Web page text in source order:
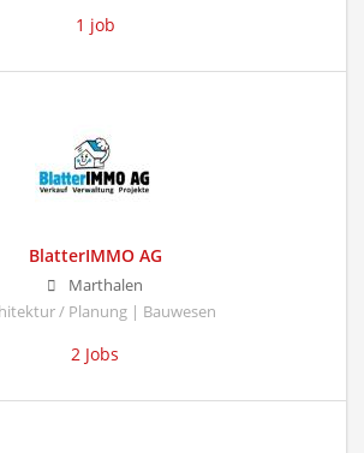
1 job
BlatterIMMO AG
Marthalen
/ Planung | Bauwesen
2 Jobs